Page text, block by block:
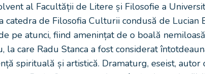
al Facultății de Litere și Filosofie a
catedra de Filosofia Culturii condusă de Lucian
pe atunci, fiind amenințat de o boală
la care Radu Stanca a fost considerat
spirituală și artistică. Dramaturg, eseist,